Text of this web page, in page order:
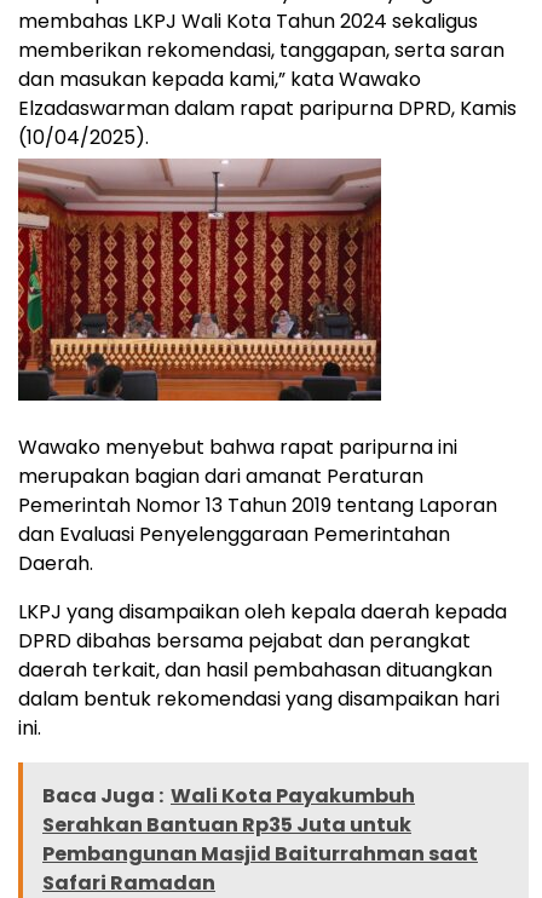
membahas LKPJ Wali Kota Tahun 2024 sekaligus
memberikan rekomendasi, tanggapan, serta saran
dan masukan kepada kami,” kata Wawako
Elzadaswarman dalam rapat paripurna DPRD, Kamis
(10/04/2025).
Wawako menyebut bahwa rapat paripurna ini
merupakan bagian dari amanat Peraturan
Pemerintah Nomor 13 Tahun 2019 tentang Laporan
dan Evaluasi Penyelenggaraan Pemerintahan
Daerah.
LKPJ yang disampaikan oleh kepala daerah kepada
DPRD dibahas bersama pejabat dan perangkat
daerah terkait, dan hasil pembahasan dituangkan
dalam bentuk rekomendasi yang disampaikan hari
ini.
Baca Juga : Wali Kota Payakumbuh
Serahkan Bantuan Rp35 Juta untuk
Pembangunan Masjid Baiturrahman saat
Safari Ramadan